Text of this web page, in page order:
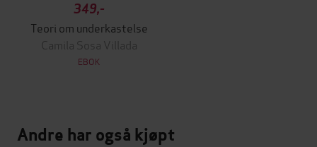
349,-
Teori om underkastelse
Camila Sosa Villada
EBOK
Andre har også kjøpt